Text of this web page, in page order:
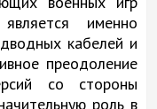
именно
кабелей и
преодоление
со стороны
роль в